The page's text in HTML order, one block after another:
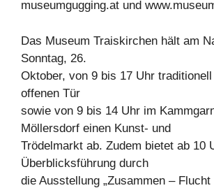
museumgugging.at und
Das Museum Traiskirchen hält am
Sonntag, 26.
Oktober, von 9 bis 17 Uhr traditionell
offenen Tür
sowie von 9 bis 14 Uhr im
Möllersdorf einen Kunst- und
Trödelmarkt ab. Zudem bietet ab 10
Überblicksführung durch
die Ausstellung „Zusammen –